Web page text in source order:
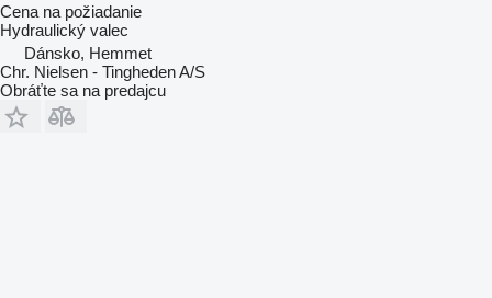
Cena na požiadanie
Hydraulický valec
Dánsko, Hemmet
Chr. Nielsen - Tingheden A/S
Obráťte sa na predajcu